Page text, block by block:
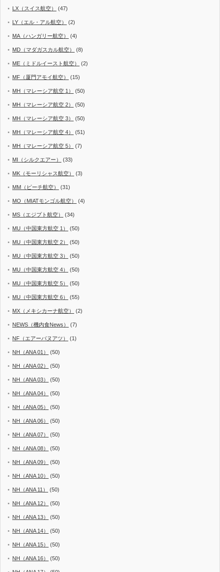
LX（スイス航空） (47)
LY（エル・アル航空） (2)
MA（ハンガリー航空） (4)
MD（マダガスカル航空） (8)
ME（ミドルイースト航空） (2)
MF（厦門アモイ航空） (15)
MH（マレーシア航空 1） (50)
MH（マレーシア航空 2） (50)
MH（マレーシア航空 3） (50)
MH（マレーシア航空 4） (51)
MH（マレーシア航空 5） (7)
MI（シルクエアー） (33)
MK（モーリシャス航空） (3)
MM（ピーチ航空） (31)
MO（MIATモンゴル航空） (4)
MS（エジプト航空） (34)
MU（中国東方航空 1） (50)
MU（中国東方航空 2） (50)
MU（中国東方航空 3） (50)
MU（中国東方航空 4） (50)
MU（中国東方航空 5） (50)
MU（中国東方航空 6） (55)
MX（メキシカーナ航空） (2)
NEWS（機内食News） (7)
NF（エアーバヌアツ） (1)
NH（ANA 01） (50)
NH（ANA 02） (50)
NH（ANA 03） (50)
NH（ANA 04） (50)
NH（ANA 05） (50)
NH（ANA 06） (50)
NH（ANA 07） (50)
NH（ANA 08） (50)
NH（ANA 09） (50)
NH（ANA 10） (50)
NH（ANA 11） (50)
NH（ANA 12） (50)
NH（ANA 13） (50)
NH（ANA 14） (50)
NH（ANA 15） (50)
NH（ANA 16） (50)